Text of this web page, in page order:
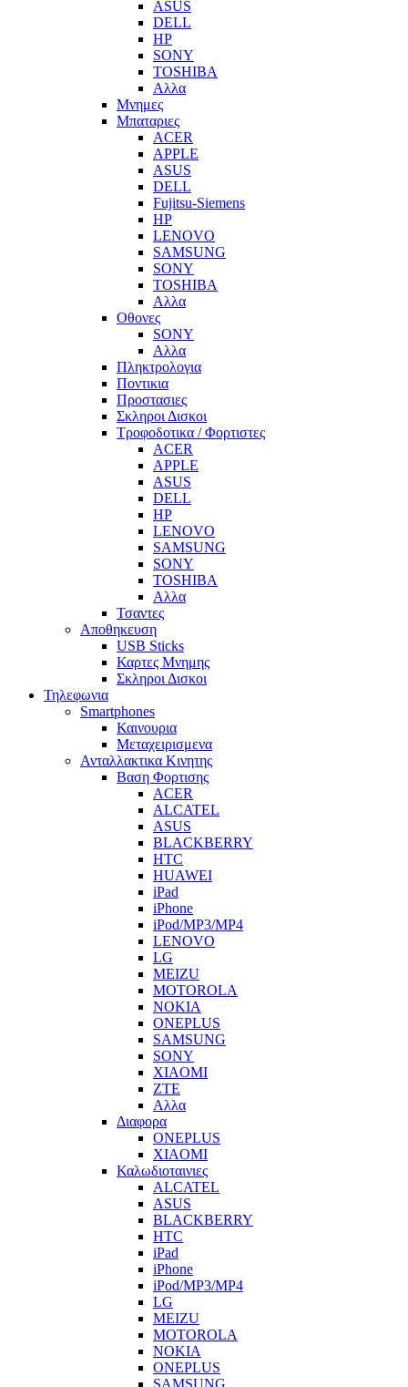
ASUS
DELL
HP
SONY
TOSHIBA
Αλλα
Μνημες
Μπαταριες
ACER
APPLE
ASUS
DELL
Fujitsu-Siemens
HP
LENOVO
SAMSUNG
SONY
TOSHIBA
Αλλα
Οθονες
SONY
Αλλα
Πληκτρολογια
Ποντικια
Προστασιες
Σκληροι Δισκοι
Τροφοδοτικα / Φορτιστες
ACER
APPLE
ASUS
DELL
HP
LENOVO
SAMSUNG
SONY
TOSHIBA
Αλλα
Τσαντες
Αποθηκευση
USB Sticks
Καρτες Μνημης
Σκληροι Δισκοι
Τηλεφωνια
Smartphones
Καινουρια
Μεταχειρισμενα
Ανταλλακτικα Κινητης
Βαση Φορτισης
ACER
ALCATEL
ASUS
BLACKBERRY
HTC
HUAWEI
iPad
iPhone
iPod/MP3/MP4
LENOVO
LG
MEIZU
MOTOROLA
NOKIA
ONEPLUS
SAMSUNG
SONY
XIAOMI
ZTE
Αλλα
Διαφορα
ONEPLUS
XIAOMI
Καλωδιοταινιες
ALCATEL
ASUS
BLACKBERRY
HTC
iPad
iPhone
iPod/MP3/MP4
LG
MEIZU
MOTOROLA
NOKIA
ONEPLUS
SAMSUNG